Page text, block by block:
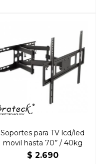
Soportes para TV lcd/led
movil hasta 70’’ / 40kg
$ 2.690